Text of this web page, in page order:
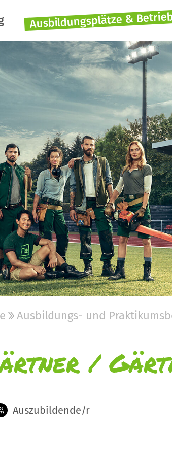
Ausbildungsplätze &
Ausbildungs- und
/
Auszubildende/r